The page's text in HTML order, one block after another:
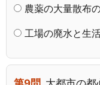
農薬の大量散布
工場の廃水と生